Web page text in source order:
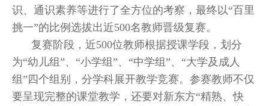
识、通识素养等进行了全方位的考察，最终以“百里
挑一”的比例选拔出近500名教师晋级复赛。
复赛阶段，近500位教师根据授课学段，划分
为“幼儿组”、“小学组”、“中学组”、“大学及成人
组”四个组别，分学科展开教学竞赛。参赛教师不仅
要呈现完整的课堂教学，还要对新东方“精熟、快